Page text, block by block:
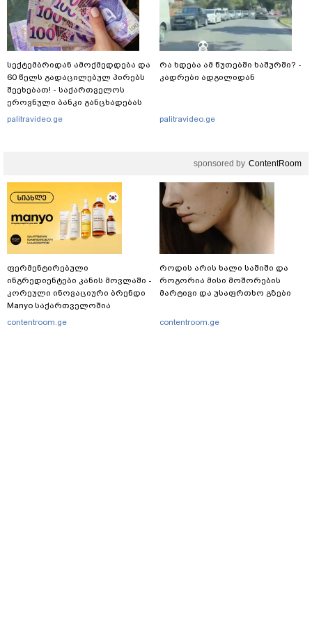
სექტემბრიდან ამოქმედდება და
60 წელს გადაცილებულ პირებს
შეეხებათ! - საქართველოს
ეროვნული ბანკი განცხადებას
ავრცელებს
palitravideo.ge
ფიზიკურად გაუსწორდნენ?
რა ხდება ამ წუთებში ხაშურში? -
კადრები ადგილიდან
palitravideo.ge
sponsored by ContentRoom
ფერმენტირებული
ინგრედიენტები კანის მოვლაში -
კორეული ინოვაციური ბრენდი
Manyo საქართველოშია
contentroom.ge
როდის არის ხალი საშიში და
როგორია მისი მოშორების
მარტივი და უსაფრთხო გზები
contentroom.ge